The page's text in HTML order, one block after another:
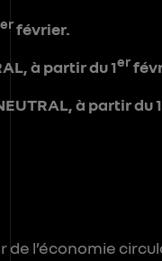
erfévrier.
à partir du 1er
à partir du 1
de l’économie